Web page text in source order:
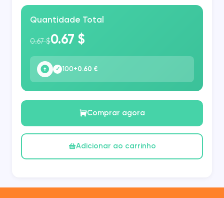
Quantidade Total
0.67 $0.67 $
✓ 100+0.60 €
Comprar agora
Adicionar ao carrinho